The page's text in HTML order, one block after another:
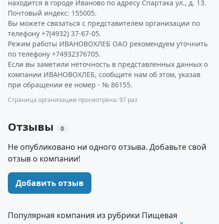
находится в городе Иваново по адресу Спартака ул., д. 13.
Почтовый индекс: 155005.
Вы можете связаться с представителем организации по
телефону +7(4932) 37-67-05.
Режим работы ИВАНОВОХЛЕБ ОАО рекомендуем уточнить
по телефону +74932376705.
Если вы заметили неточность в представленных данных о
компании ИВАНОВОХЛЕБ, сообщите нам об этом, указав
при обращении ее номер - № 86155.
Страница организации просмотрена: 97 раз
Отзывы 0
Не опубликовано ни одного отзыва. Добавьте свой
отзыв о компании!
Добавить отзыв
Популярная компания из рубрики Пищевая